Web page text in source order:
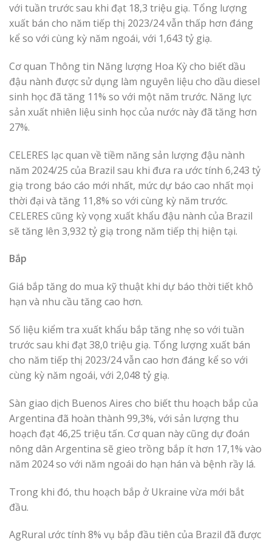
với tuần trước sau khi đạt 18,3 triệu giạ. Tổng lượng
xuất bán cho năm tiếp thị 2023/24 vẫn thấp hơn đáng
kể so với cùng kỳ năm ngoái, với 1,643 tỷ giạ.
Cơ quan Thông tin Năng lượng Hoa Kỳ cho biết dầu
đậu nành được sử dụng làm nguyên liệu cho dầu diesel
sinh học đã tăng 11% so với một năm trước. Năng lực
sản xuất nhiên liệu sinh học của nước này đã tăng hơn
27%.
CELERES lạc quan về tiềm năng sản lượng đậu nành
năm 2024/25 của Brazil sau khi đưa ra ước tính 6,243 tỷ
giạ trong báo cáo mới nhất, mức dự báo cao nhất mọi
thời đại và tăng 11,8% so với cùng kỳ năm trước.
CELERES cũng kỳ vọng xuất khẩu đậu nành của Brazil
sẽ tăng lên 3,932 tỷ giạ trong năm tiếp thị hiện tại.
Bắp
Giá bắp tăng do mua kỹ thuật khi dự báo thời tiết khô
hạn và nhu cầu tăng cao hơn.
Số liệu kiểm tra xuất khẩu bắp tăng nhẹ so với tuần
trước sau khi đạt 38,0 triệu giạ. Tổng lượng xuất bán
cho năm tiếp thị 2023/24 vẫn cao hơn đáng kể so với
cùng kỳ năm ngoái, với 2,048 tỷ giạ.
Sàn giao dịch Buenos Aires cho biết thu hoạch bắp của
Argentina đã hoàn thành 99,3%, với sản lượng thu
hoạch đạt 46,25 triệu tấn. Cơ quan này cũng dự đoán
nông dân Argentina sẽ gieo trồng bắp ít hơn 17,1% vào
năm 2024 so với năm ngoái do hạn hán và bệnh rầy lá.
Trong khi đó, thu hoạch bắp ở Ukraine vừa mới bắt
đầu.
AgRural ước tính 8% vụ bắp đầu tiên của Brazil đã được